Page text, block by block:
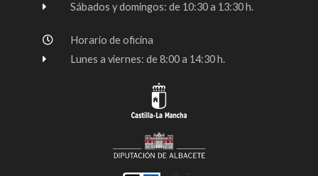
Sábados y domingos: de 10:30 a 13:30 h.
Horario de oficina
Lunes a viernes: de 8:00 a 14:30 h.